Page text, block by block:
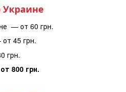
— от 60 грн.
45 грн.
грн.
800 грн.